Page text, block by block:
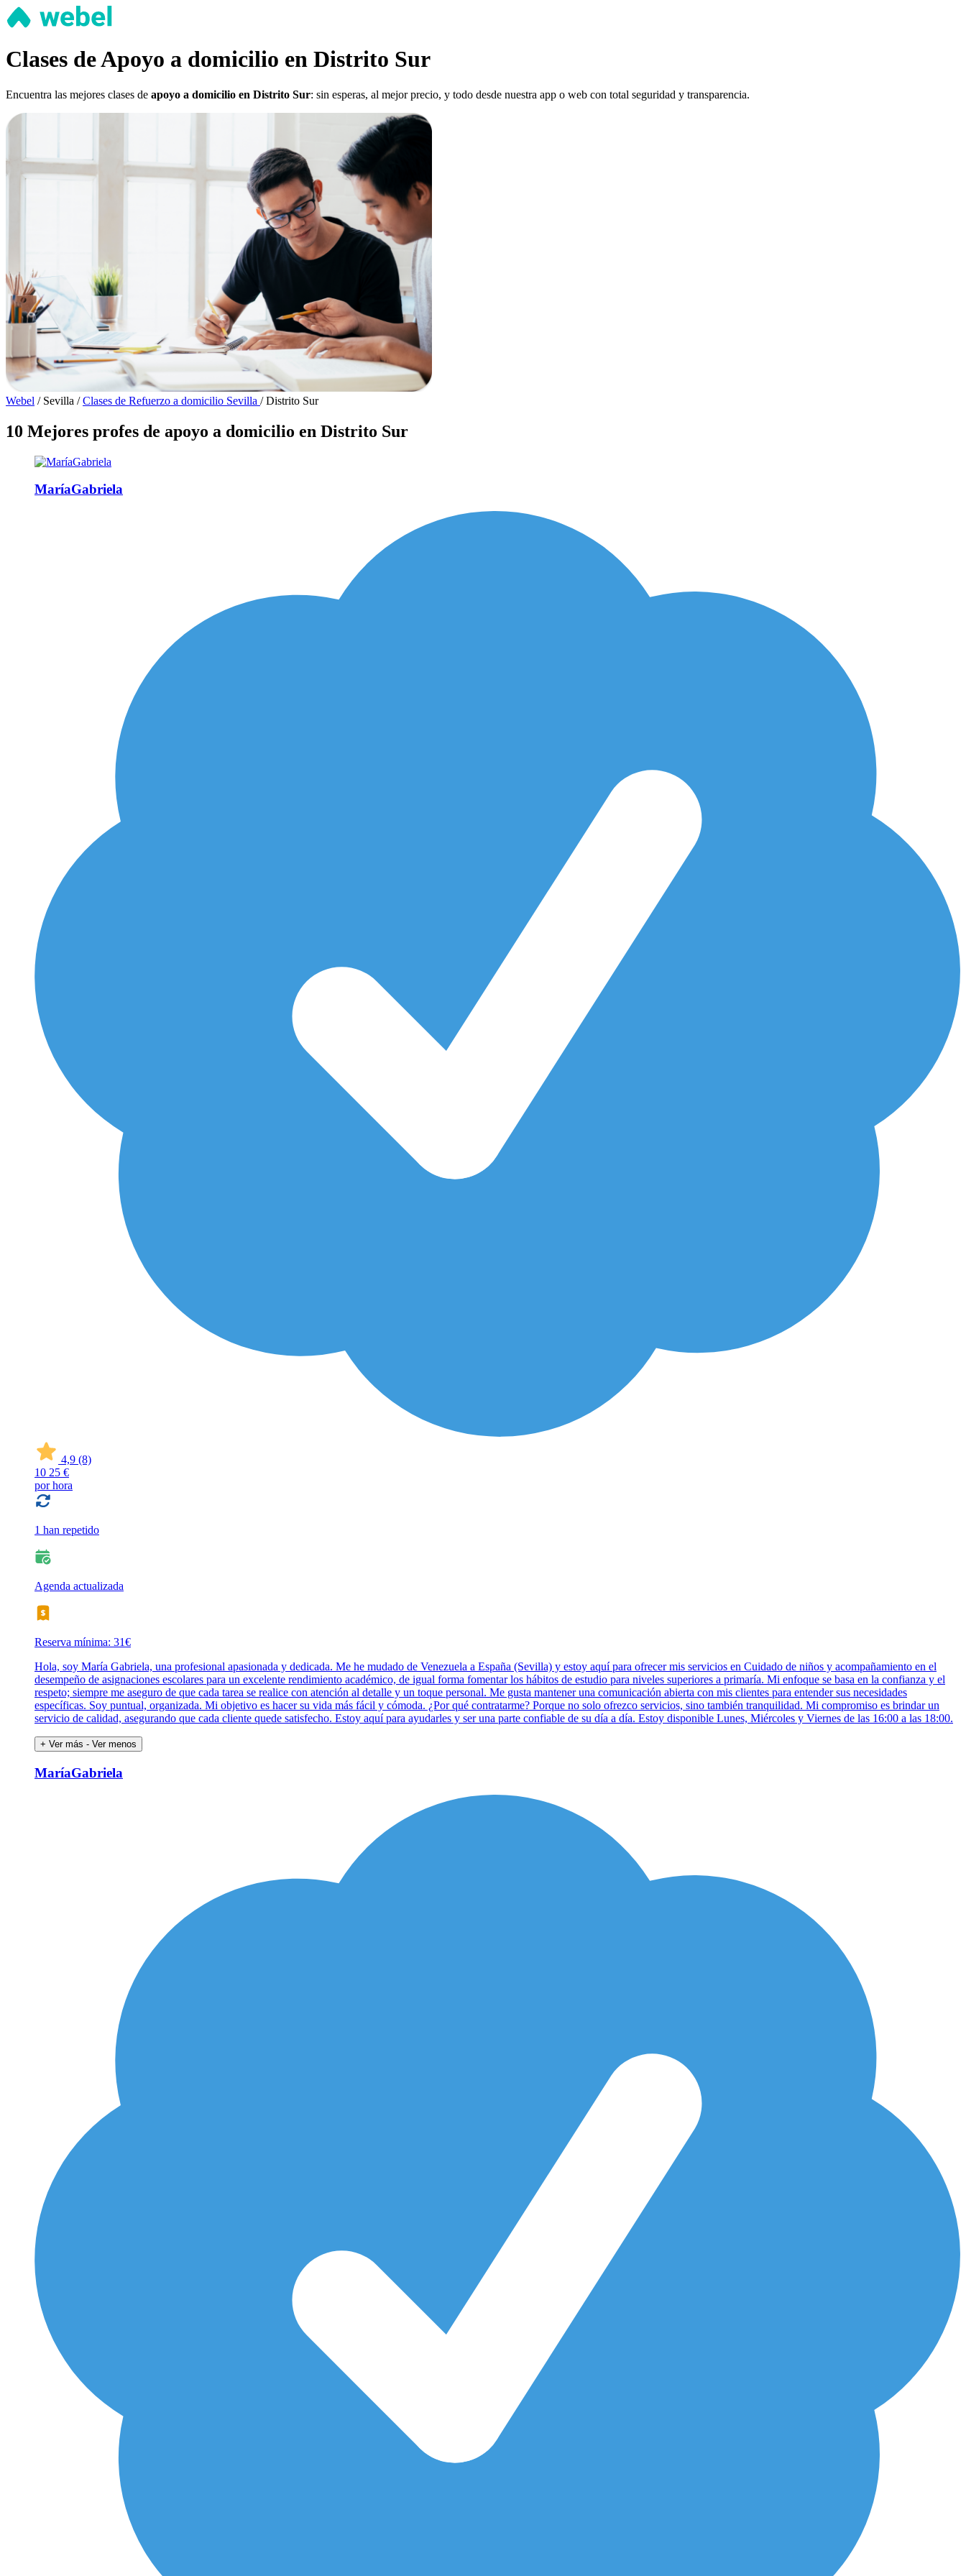
Clases de Apoyo a domicilio en Distrito Sur
Encuentra las mejores clases de apoyo a domicilio en Distrito Sur: sin esperas, al mejor precio, y todo desde nuestra app o web con total seguridad y transparencia.
Webel / Sevilla / Clases de Refuerzo a domicilio Sevilla / Distrito Sur
10 Mejores profes de apoyo a domicilio en Distrito Sur
MaríaGabriela
4,9 (8)
10 25 €
por hora
1 han repetido
Agenda actualizada
Reserva mínima: 31€
Hola, soy María Gabriela, una profesional apasionada y dedicada. Me he mudado de Venezuela a España (Sevilla) y estoy aquí para ofrecer mis servicios en Cuidado de niños y acompañamiento en el
desempeño de asignaciones escolares para un excelente rendimiento académico, de igual forma fomentar los hábitos de estudio para niveles superiores a primaría. Mi enfoque se basa en la confianza y el
respeto; siempre me aseguro de que cada tarea se realice con atención al detalle y un toque personal. Me gusta mantener una comunicación abierta con mis clientes para entender sus necesidades
específicas. Soy puntual, organizada. Mi objetivo es hacer su vida más fácil y cómoda. ¿Por qué contratarme? Porque no solo ofrezco servicios, sino también tranquilidad. Mi compromiso es brindar un
servicio de calidad, asegurando que cada cliente quede satisfecho. Estoy aquí para ayudarles y ser una parte confiable de su día a día. Estoy disponible Lunes, Miércoles y Viernes de las 16:00 a las 18:00.
+ Ver más - Ver menos
MaríaGabriela